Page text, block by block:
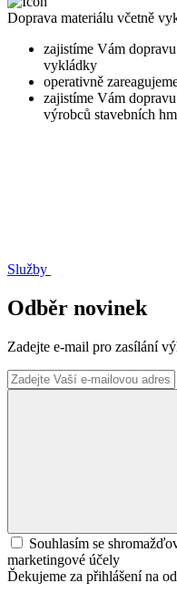
Doprava materiálu včetně
zajistíme Vám
vykládky
operativně
zajistíme Vám
výrobců stavebních
Služby
Odběr novinek
Zadejte e-mail pro zasílání
Souhlasím se
marketingové účely
Ďekujeme za přihlášení na